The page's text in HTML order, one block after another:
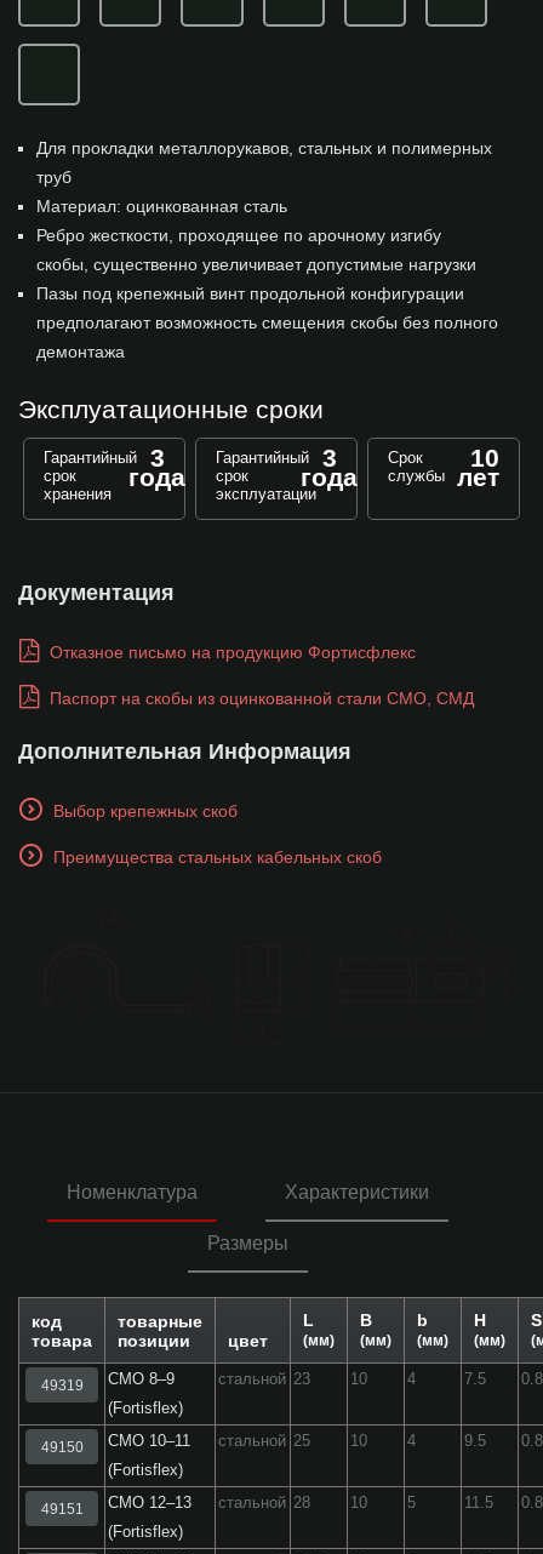
Для прокладки металлорукавов, стальных и полимерных
труб
Материал: оцинкованная сталь
Ребро жесткости, проходящее по арочному изгибу
скобы, существенно увеличивает допустимые нагрузки
Пазы под крепежный винт продольной конфигурации
предполагают возможность смещения скобы без полного
демонтажа
Эксплуатационные сроки
Гарантийный
срок
хранения
3
года
Гарантийный
срок
эксплуатации
3
года
Срок
службы
10
лет
Документация
Отказное письмо на продукцию Фортисфлекс
Паспорт на скобы из оцинкованной стали СМО, СМД
Дополнительная Информация
Выбор крепежных скоб
Преимущества стальных кабельных скоб
Номенклатура Характеристики
Размеры
код
товара
товарные
позиции
цвет
L
(мм)
B
(мм)
b
(мм)
H
(мм)
S
49319
СМО 8–9
(Fortisflex)
стальной 23 10 4 7.5 0.8
49150
СМО 10–11
(Fortisflex)
стальной 25 10 4 9.5 0.8
49151
СМО 12–13
(Fortisflex)
стальной 28 10 5 11.5 0.8